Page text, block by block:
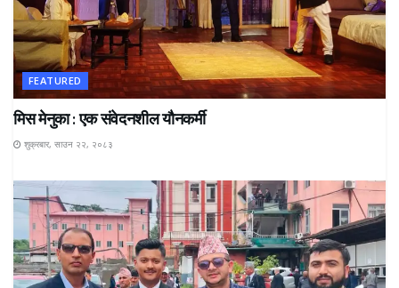
FEATURED
मिस मेनुका : एक संवेदनशील यौनकर्मी
शुक्रबार, साउन २२, २०८३